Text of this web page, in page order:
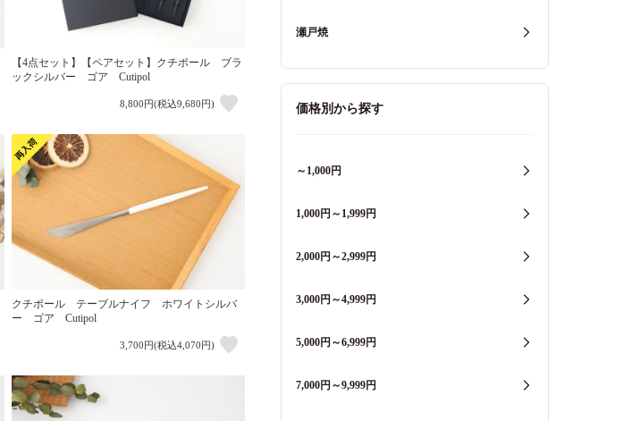
【4点セット】【ペアセット】クチポール ブラ
ックシルバー ゴア Cutipol
8,800円(税込9,680円)
クチポール テーブルナイフ ホワイトシルバ
ー ゴア Cutipol
3,700円(税込4,070円)
瀬戸焼
価格別から探す
～1,000円
1,000円～1,999円
2,000円～2,999円
3,000円～4,999円
5,000円～6,999円
7,000円～9,999円